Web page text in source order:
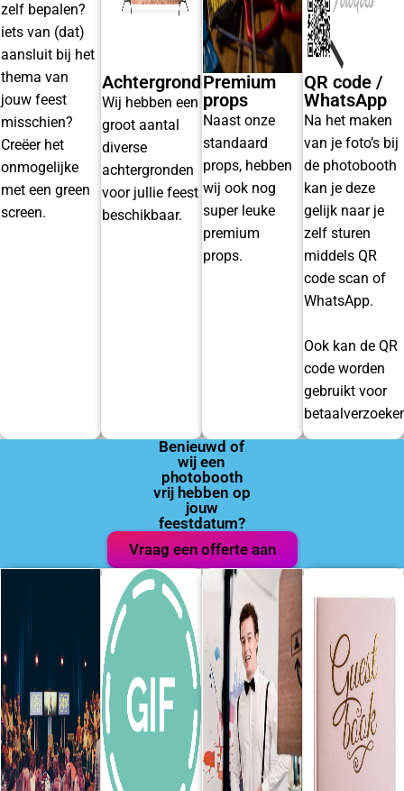
zelf bepalen?
iets van (dat)
aansluit bij het
thema van
jouw feest
misschien?
Creëer het
onmogelijke
met een green
screen.
Achtergronden
Wij hebben een
groot aantal
diverse
achtergronden
voor jullie feest
beschikbaar.
Premium
props
Naast onze
standaard
props, hebben
wij ook nog
super leuke
premium
props.
QR code /
WhatsApp
Na het maken
van je foto’s bij
de photobooth
kan je deze
gelijk naar je
zelf sturen
middels QR
code scan of
WhatsApp.
Ook kan de QR
code worden
gebruikt voor
Benieuwd of
wij een
photobooth
vrij hebben op
jouw
feestdatum?
Vraag een offerte aan